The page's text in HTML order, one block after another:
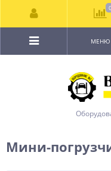
МЕНЮ
Мини-
0